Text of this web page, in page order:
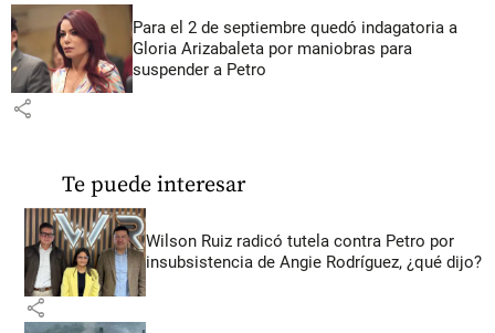
Para el 2 de septiembre quedó indagatoria a
Gloria Arizabaleta por maniobras para
suspender a Petro
share
Te puede interesar
Wilson Ruiz radicó tutela contra Petro por
insubsistencia de Angie Rodríguez, ¿qué dijo?
share